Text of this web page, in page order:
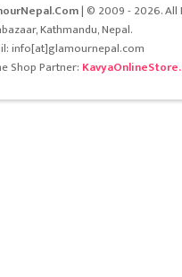
| © 2009 - 2026. All
Kathmandu, Nepal.
info[at]glamournepal.com
Shop Partner: